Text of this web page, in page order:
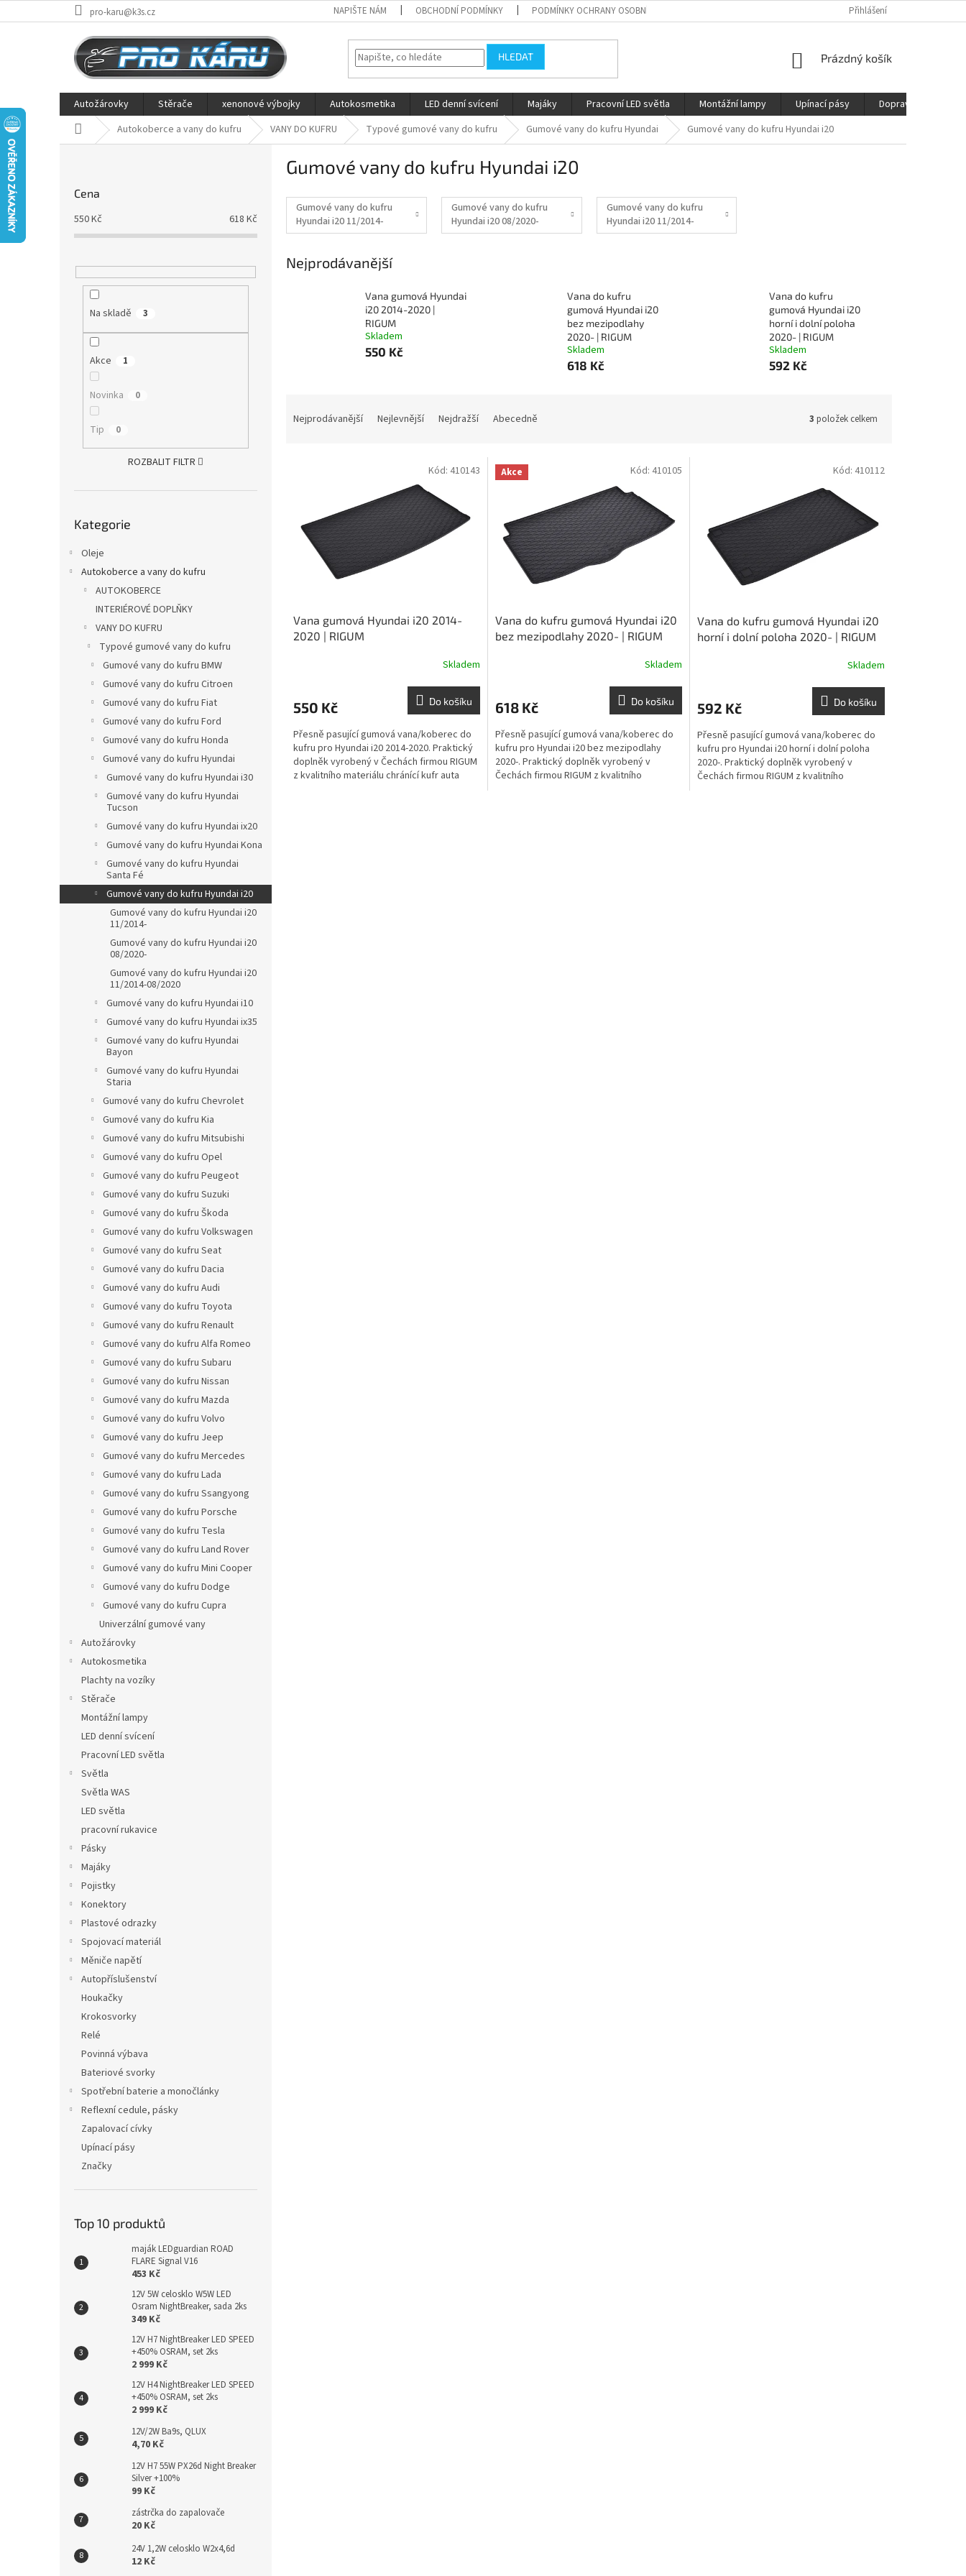
na
pro-karu@k3s.cz NAPIŠTE NÁM OBCHODNÍ PODMÍNKY PODMÍNKY OCHRANY OSOBNÍCH ÚDAJŮ DOPRAVAPřihlášení
HLEDAT
NÁKUPNÍ
Prázdný košík
Autožárovky Stěrače xenonové výbojky Autokosmetika LED denní svícení Majáky Pracovní LED světla Montážní lampy Upínací pásy Doprava
Domů Autokoberce a vany do kufru VANY DO KUFRU Typové gumové vany do kufru Gumové vany do kufru Hyundai Gumové vany do kufru Hyundai i20
Cena
550Kč 618 Kč
Na skladě 3
Akce 1
Novinka 0
Tip 0
ROZBALIT FILTR
kategorie
Kategorie
Oleje
Autokoberce a vany do kufru
AUTOKOBERCE
INTERIÉROVÉ DOPLŇKY
VANY DO KUFRU
Typové gumové vany do kufru
Gumové vany do kufru BMW
Gumové vany do kufru Citroen
Gumové vany do kufru Fiat
Gumové vany do kufru Ford
Gumové vany do kufru Honda
Gumové vany do kufru Hyundai
Gumové vany do kufru Hyundai i30
Gumové vany do kufru Hyundai
Tucson
Gumové vany do kufru Hyundai ix20
Gumové vany do kufru Hyundai Kona
Gumové vany do kufru Hyundai
Santa Fé
Gumové vany do kufru Hyundai i20
Gumové vany do kufru Hyundai i20
11/2014-
Gumové vany do kufru Hyundai i20
08/2020-
Gumové vany do kufru Hyundai i20
11/2014-08/2020
Gumové vany do kufru Hyundai i10
Gumové vany do kufru Hyundai ix35
Gumové vany do kufru Hyundai
Bayon
Gumové vany do kufru Hyundai
Staria
Gumové vany do kufru Chevrolet
Gumové vany do kufru Kia
Gumové vany do kufru Mitsubishi
Gumové vany do kufru Opel
Gumové vany do kufru Peugeot
Gumové vany do kufru Suzuki
Gumové vany do kufru Škoda
Gumové vany do kufru Volkswagen
Gumové vany do kufru Seat
Gumové vany do kufru Dacia
Gumové vany do kufru Audi
Gumové vany do kufru Toyota
Gumové vany do kufru Renault
Gumové vany do kufru Alfa Romeo
Gumové vany do kufru Subaru
Gumové vany do kufru Nissan
Gumové vany do kufru Mazda
Gumové vany do kufru Volvo
Gumové vany do kufru Jeep
Gumové vany do kufru Mercedes
Gumové vany do kufru Lada
Gumové vany do kufru Ssangyong
Gumové vany do kufru Porsche
Gumové vany do kufru Tesla
Gumové vany do kufru Land Rover
Gumové vany do kufru Mini Cooper
Gumové vany do kufru Dodge
Gumové vany do kufru Cupra
Univerzální gumové vany
Autožárovky
Autokosmetika
Plachty na vozíky
Stěrače
Montážní lampy
LED denní svícení
Pracovní LED světla
Světla
Světla WAS
LED světla
pracovní rukavice
Pásky
Majáky
Pojistky
Konektory
Plastové odrazky
Spojovací materiál
Měniče napětí
Autopříslušenství
Houkačky
Krokosvorky
Relé
Povinná výbava
Bateriové svorky
Spotřební baterie a monočlánky
Reflexní cedule, pásky
Zapalovací cívky
Upínací pásy
Značky
Top 10 produktů
maják LEDguardian ROAD
FLARE Signal V16
453 Kč
12V 5W celosklo W5W LED
Osram NightBreaker, sada 2ks
349 Kč
12V H7 NightBreaker LED SPEED
+450% OSRAM, set 2ks
2 999 Kč
12V H4 NightBreaker LED SPEED
+450% OSRAM, set 2ks
2 999 Kč
12V/2W Ba9s, QLUX
4,70 Kč
12V H7 55W PX26d Night Breaker
Silver +100%
99 Kč
zástrčka do zapalovače
20 Kč
24V 1,2W celosklo W2x4,6d
12 Kč
Gumové vany do kufru Hyundai i20
Gumové vany do kufru
Hyundai i20 11/2014-
Gumové vany do kufru
Hyundai i20 08/2020-
Gumové vany do kufru
Hyundai i20 11/2014-
08/2020
Nejprodávanější
Vana gumová Hyundai
i20 2014-2020 |
RIGUM
Skladem
550 Kč
Vana do kufru
gumová Hyundai i20
bez mezipodlahy
2020- | RIGUM
Skladem
618 Kč
Vana do kufru
gumová Hyundai i20
horní i dolní poloha
2020- | RIGUM
Skladem
592 Kč
Nejprodávanější Nejlevnější Nejdražší Abecedně 3 položek celkem
Vana gumová Hyundai i20 2014-
2020 | RIGUM
Skladem
550 Kč Do košíku
Přesně pasující gumová vana/koberec do
kufru pro Hyundai i20 2014-2020. Praktický
doplněk vyrobený v Čechách firmou RIGUM
z kvalitního materiálu chránící kufr auta
Kód: 410143 Akce
Vana do kufru gumová Hyundai i20
bez mezipodlahy 2020- | RIGUM
Skladem
618 Kč Do košíku
Přesně pasující gumová vana/koberec do
kufru pro Hyundai i20 bez mezipodlahy
2020-. Praktický doplněk vyrobený v
Čechách firmou RIGUM z kvalitního
Kód: 410105
Vana do kufru gumová Hyundai i20
horní i dolní poloha 2020- | RIGUM
Skladem
592 Kč Do košíku
Přesně pasující gumová vana/koberec do
kufru pro Hyundai i20 horní i dolní poloha
2020-. Praktický doplněk vyrobený v
Čechách firmou RIGUM z kvalitního
Kód: 410112